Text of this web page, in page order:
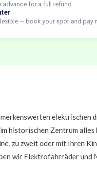
advance for a full refund
— book your spot and pay
historischen Zentrum
zu zweit oder mit Ihren
wir Elektrofahrräder und